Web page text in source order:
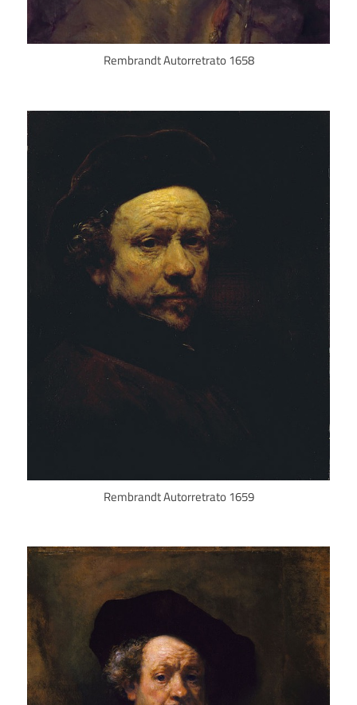
Rembrandt Autorretrato 1658
Rembrandt Autorretrato 1659